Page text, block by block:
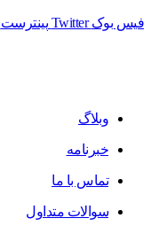
فیس بوک Twitter پینترست
وبلاگ
خبرنامه
تماس با ما
سوالات متداول